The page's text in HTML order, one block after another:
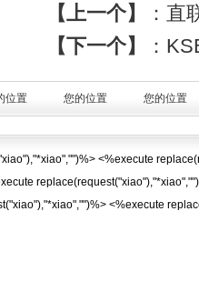
【上一个】 ： 直
【下一个】
：
位置 您的位置 您的位置
<%execute
<%execute